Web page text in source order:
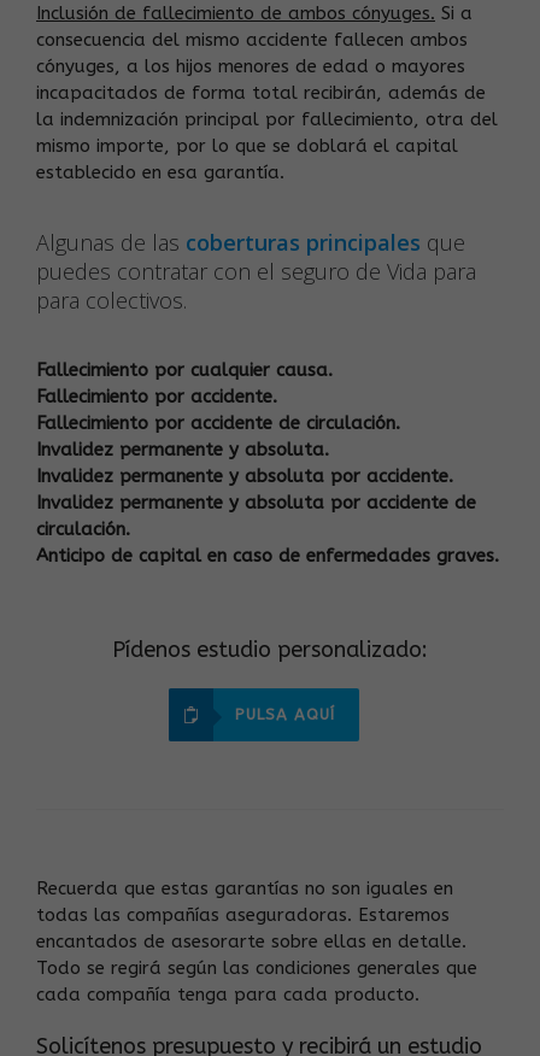
Inclusión de fallecimiento de ambos cónyuges. Si a
consecuencia del mismo accidente fallecen ambos
cónyuges, a los hijos menores de edad o mayores
incapacitados de forma total recibirán, además de
la indemnización principal por fallecimiento, otra del
mismo importe, por lo que se doblará el capital
establecido en esa garantía.
Algunas de las coberturas principales que
puedes contratar con el seguro de Vida para
para colectivos.
Fallecimiento por cualquier causa.
Fallecimiento por accidente.
Fallecimiento por accidente de circulación.
Invalidez permanente y absoluta.
Invalidez permanente y absoluta por accidente.
Invalidez permanente y absoluta por accidente de
circulación.
Anticipo de capital en caso de enfermedades graves.
Pídenos estudio personalizado:
PULSA AQUÍ
Recuerda que estas garantías no son iguales en
todas las compañías aseguradoras. Estaremos
encantados de asesorarte sobre ellas en detalle.
Todo se regirá según las condiciones generales que
cada compañía tenga para cada producto.
Solicítenos presupuesto y recibirá un estudio